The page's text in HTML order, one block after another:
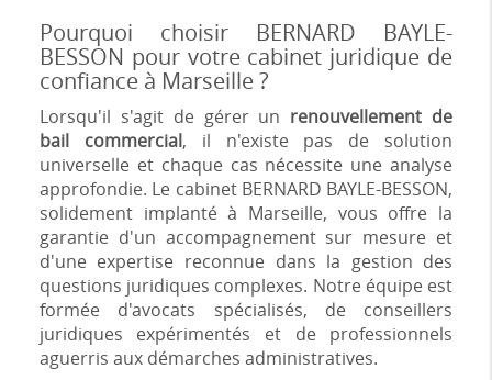
Pourquoi choisir BERNARD BAYLE-
BESSON pour votre cabinet juridique de
confiance à Marseille ?
Lorsqu'il s'agit de gérer un renouvellement de
bail commercial, il n'existe pas de solution
universelle et chaque cas nécessite une analyse
approfondie. Le cabinet BERNARD BAYLE-BESSON,
solidement implanté à Marseille, vous offre la
garantie d'un accompagnement sur mesure et
d'une expertise reconnue dans la gestion des
questions juridiques complexes. Notre équipe est
formée d'avocats spécialisés, de conseillers
juridiques expérimentés et de professionnels
aguerris aux démarches administratives.